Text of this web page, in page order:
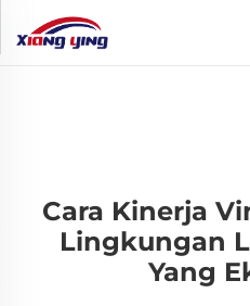
Cara Kinerja
Lingkungan
Yang